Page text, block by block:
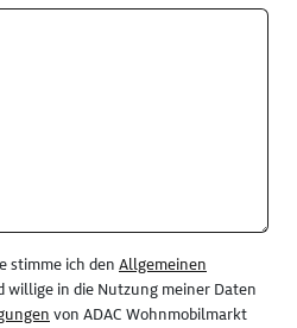
stimme ich den Allgemeinen
willige in die Nutzung meiner Daten
von ADAC Wohnmobilmarkt